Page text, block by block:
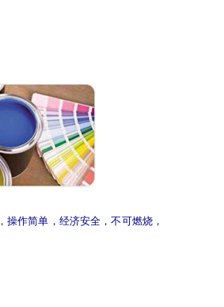
，操作简单，经济安全，不可燃烧，